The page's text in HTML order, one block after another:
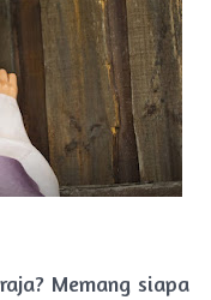
Memang siapa